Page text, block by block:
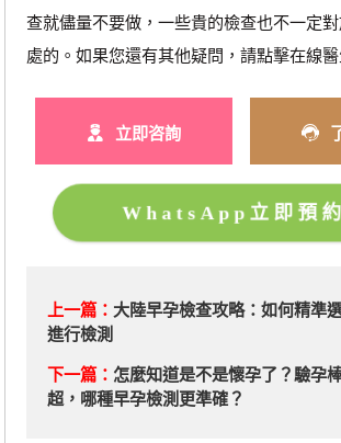
查就儘量不要做，一些貴的檢查也不一定
處的。如果您還有其他疑問，請點擊在線醫
立即咨詢
WhatsApp立即預約
上一篇： 大陸早孕檢查攻略：如何精準
進行檢測
下一篇： 怎麼知道是不是懷孕了？驗孕
超，哪種早孕檢測更準確？